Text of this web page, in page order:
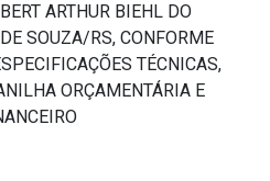
ARTHUR BIEHL DO
SOUZA/RS, CONFORME
TÉCNICAS,
ORÇAMENTÁRIA E